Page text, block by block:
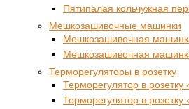
Пятипалая кольчужная
Мешкозашивочные машинки
Мешкозашивочная
Мешкозашивочная
Терморегуляторы в розетку
Терморегулятор в розетку
Терморегулятор в